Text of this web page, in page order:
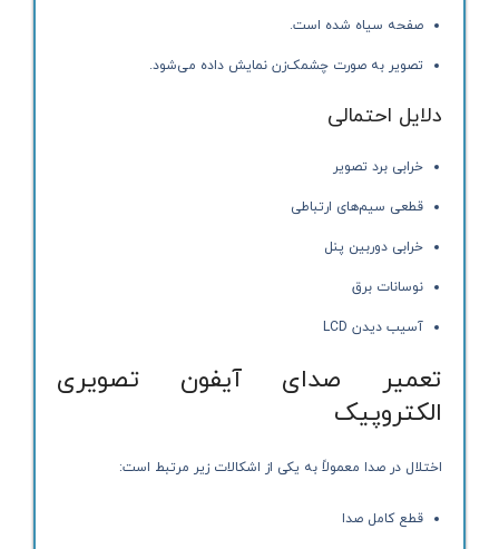
صفحه سیاه شده است.
تصویر به صورت چشمک‌زن نمایش داده می‌شود.
دلایل احتمالی
خرابی برد تصویر
قطعی سیم‌های ارتباطی
خرابی دوربین پنل
نوسانات برق
آسیب دیدن LCD
تعمیر صدای آیفون تصویری
الکتروپیک
اختلال در صدا معمولاً به یکی از اشکالات زیر مرتبط است:
قطع کامل صدا